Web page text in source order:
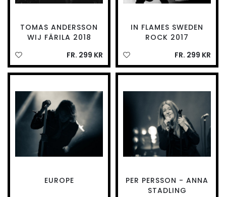
TOMAS ANDERSSON
WIJ FÄRILA 2018
FR. 299 KR
IN FLAMES SWEDEN
ROCK 2017
FR. 299 KR
EUROPE
PER PERSSON - ANNA
STADLING